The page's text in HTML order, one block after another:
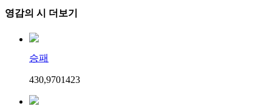
영감의 시 더보기
승패
430,9701423